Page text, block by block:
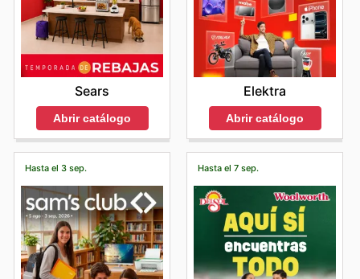
Sears
Abrir catálogo
Elektra
Abrir catálogo
Hasta el 3 sep. Hasta el 7 sep.